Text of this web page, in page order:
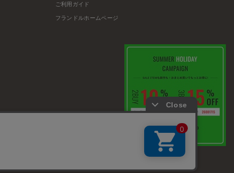
ご利用ガイド
フランドルホームページ